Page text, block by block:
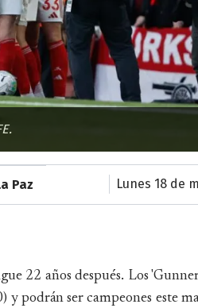
Paz lunes 18 de
22 años después. Los
podrán ser campeones este